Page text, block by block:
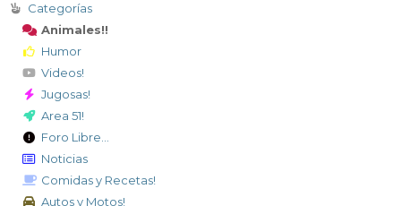
Categorías
Animales!!
Humor
Videos!
Jugosas!
Area 51!
Foro Libre...
Noticias
Comidas y Recetas!
Autos y Motos!